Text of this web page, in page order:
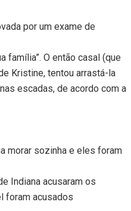
por um exame de
família”. O então casal (que
Kristine, tentou arrastá-la
escadas, de acordo com a
morar sozinha e eles foram
Indiana acusaram os
foram acusados